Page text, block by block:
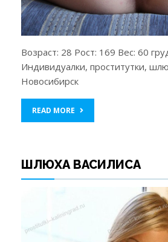
Возраст: 28 Рост: 169 Вес: 60
Индивидуалки, проститутки,
Новосибирск
READ MORE
ШЛЮХА ВАСИЛИСА